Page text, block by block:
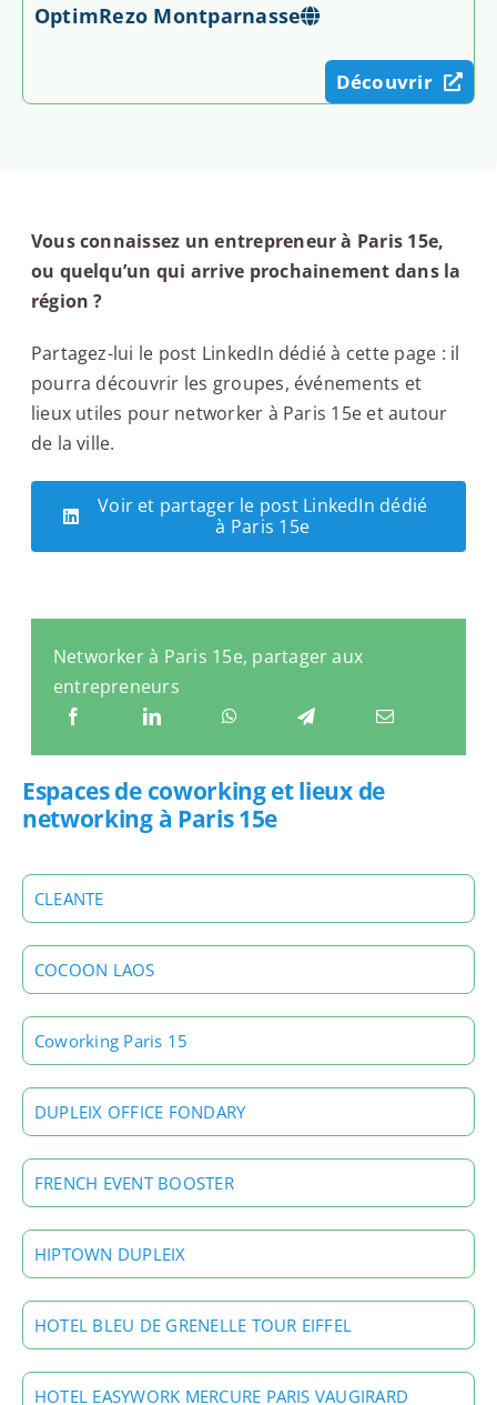
OptimRezo Montparnasse
Découvrir
Vous connaissez un entrepreneur à Paris 15e,
ou quelqu’un qui arrive prochainement dans la
région ?
Partagez-lui le post LinkedIn dédié à cette page : il
pourra découvrir les groupes, événements et
lieux utiles pour networker à Paris 15e et autour
de la ville.
Voir et partager le post LinkedIn dédié
à Paris 15e
Networker à Paris 15e, partager aux
entrepreneurs
Espaces de coworking et lieux de
networking à Paris 15e
CLEANTE
COCOON LAOS
Coworking Paris 15
DUPLEIX OFFICE FONDARY
FRENCH EVENT BOOSTER
HIPTOWN DUPLEIX
HOTEL BLEU DE GRENELLE TOUR EIFFEL
HOTEL EASYWORK MERCURE PARIS VAUGIRARD